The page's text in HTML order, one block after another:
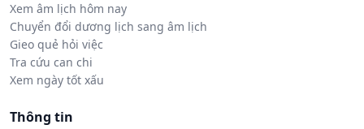
Xem âm lịch hôm nay
Chuyển đổi dương lịch sang âm lịch
Gieo quẻ hỏi việc
Tra cứu can chi
Xem ngày tốt xấu
Thông tin